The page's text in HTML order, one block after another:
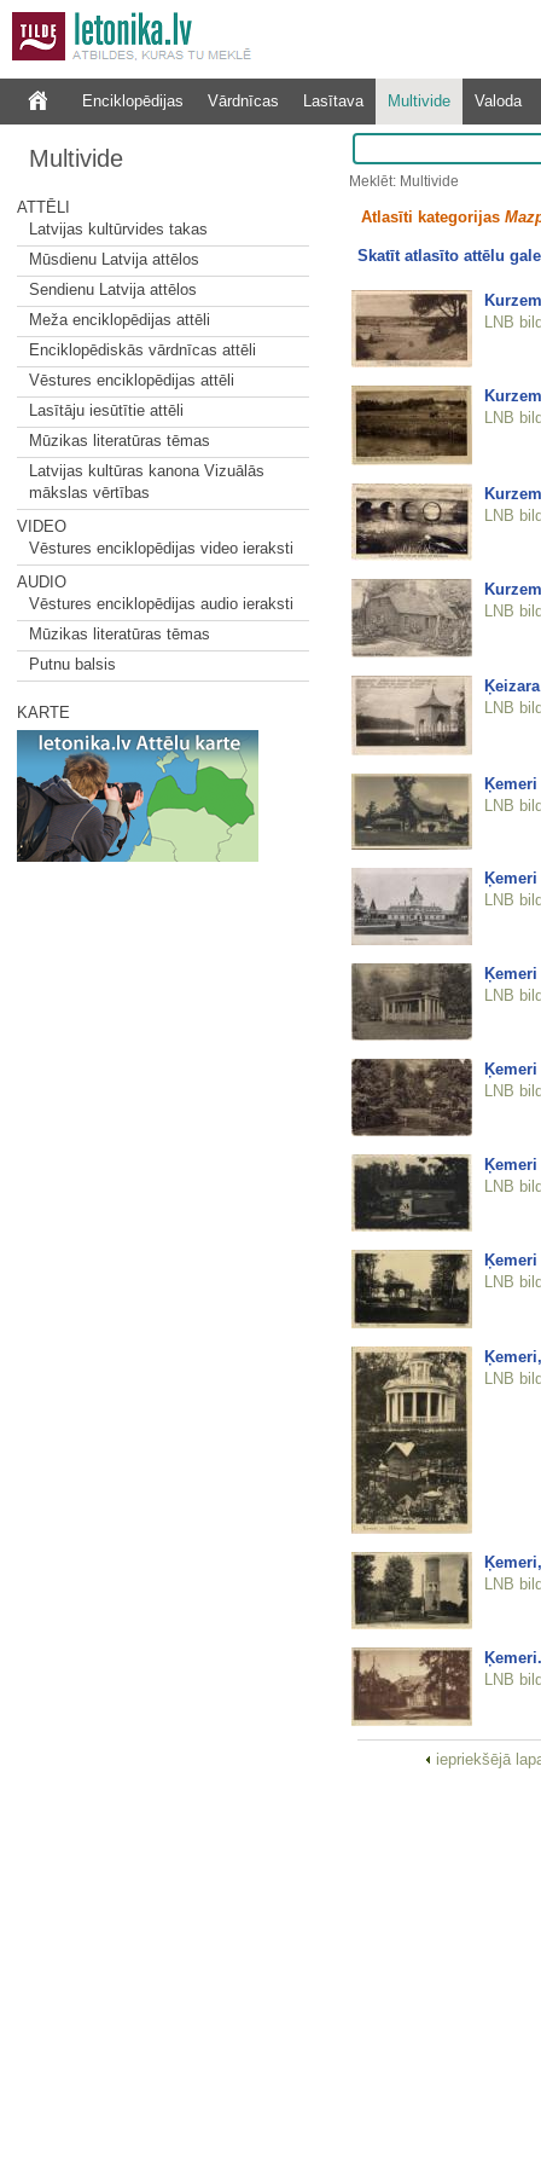
Enciklopēdijas Vārdnīcas Lasītava Multivide Valoda
Multivide
ATTĒLI
Latvijas kultūrvides takas
Mūsdienu Latvija attēlos
Sendienu Latvija attēlos
Meža enciklopēdijas attēli
Enciklopēdiskās vārdnīcas attēli
Vēstures enciklopēdijas attēli
Lasītāju iesūtītie attēli
Mūzikas literatūras tēmas
Latvijas kultūras kanona Vizuālās
mākslas vērtības
VIDEO
Vēstures enciklopēdijas video ieraksti
AUDIO
Vēstures enciklopēdijas audio ieraksti
Mūzikas literatūras tēmas
Putnu balsis
KARTE
Meklēt: Multivide
Atlasīti kategorijas
Skatīt atlasīto attēlu
LNB
LNB
LNB
LNB
LNB
Ķemeri
LNB
Ķemeri
LNB
Ķemeri
LNB
Ķemeri
LNB
Ķemeri
LNB
LNB
LNB
LNB
Ķemeri.
LNB
iepriekšējā